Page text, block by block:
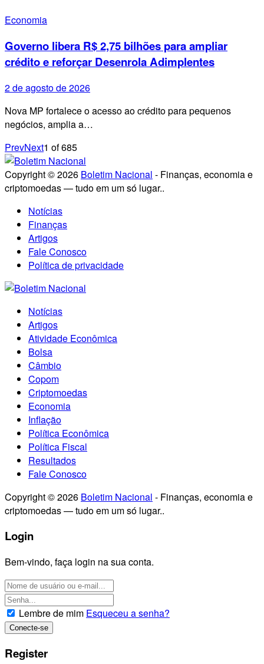
Economia
Governo libera R$ 2,75 bilhões para ampliar
crédito e reforçar Desenrola Adimplentes
2 de agosto de 2026
Nova MP fortalece o acesso ao crédito para pequenos
negócios, amplia a…
PrevNext1 of685
Copyright © 2026 Boletim Nacional - Finanças, economia e
criptomoedas — tudo em um só lugar..
Notícias
Finanças
Artigos
Fale Conosco
Política de privacidade
Notícias
Artigos
Atividade Econômica
Bolsa
Câmbio
Copom
Criptomoedas
Economia
Inflação
Política Econômica
Política Fiscal
Resultados
Fale Conosco
Copyright © 2026 Boletim Nacional - Finanças, economia e
criptomoedas — tudo em um só lugar..
Login
Bem-vindo, faça login na sua conta.
Lembre de mim Esqueceu a senha?
Register